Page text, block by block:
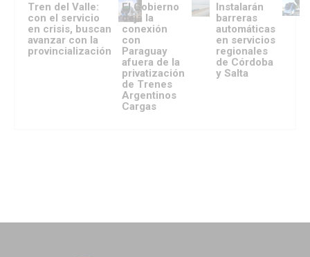
Tren del Valle:
con el servicio
en crisis, buscan
avanzar con la
provincialización
El Gobierno
deja la
conexión
con
Paraguay
afuera de la
privatización
de Trenes
Argentinos
Cargas
Instalarán
barreras
automáticas
en servicios
regionales
de Córdoba
y Salta